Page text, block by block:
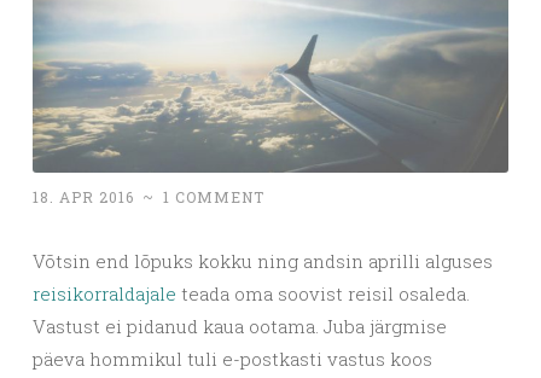
18. APR 2016 ~ 1 COMMENT
Võtsin end lõpuks kokku ning andsin aprilli alguses
reisikorraldajale teada oma soovist reisil osaleda.
Vastust ei pidanud kaua ootama. Juba järgmise
päeva hommikul tuli e-postkasti vastus koos